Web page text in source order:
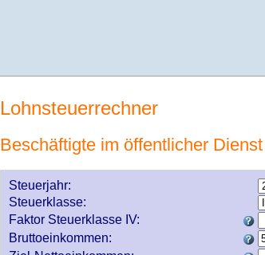
Lohnsteuerrechner
Beschäftigte im öffentlicher Dienst
Steuerjahr:
Steuerklasse:
Faktor Steuerklasse IV:
Bruttoeinkommen: